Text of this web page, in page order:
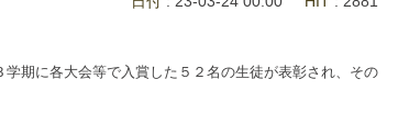
期に各大会等で入賞した５２名の生徒が表彰され、その